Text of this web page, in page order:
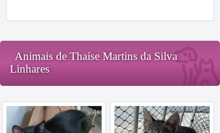
Animais de Thaíse Martins da Silva
Linhares